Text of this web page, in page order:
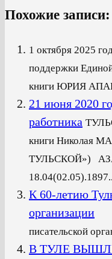
Похожие записи:
1 октября 2025
поддержки
книги ЮРИЯ
21 июня 2020
работника
книги Николая
ТУЛЬСКОЙ»)
К 60-летию
организации
К
писательской
В ТУЛЕ